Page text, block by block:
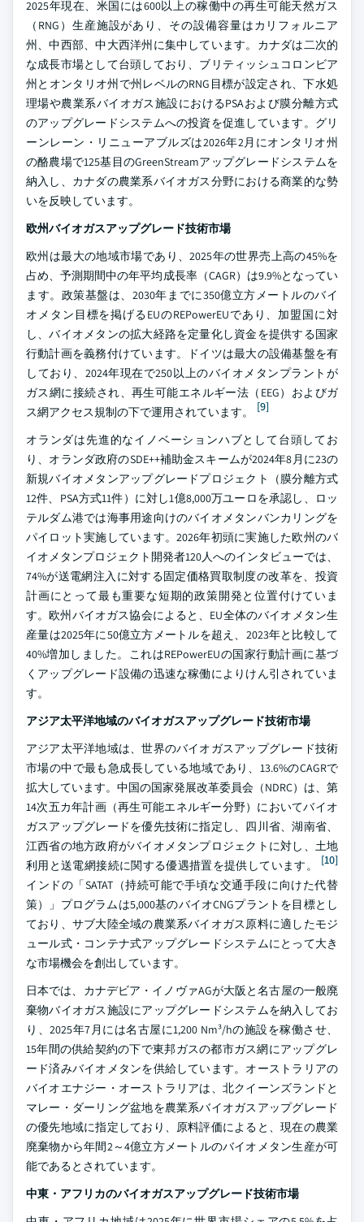
2025年現在、米国には600以上の稼働中の再生可能天然ガス
（RNG）生産施設があり、その設備容量はカリフォルニア
州、中西部、中大西洋州に集中しています。カナダは二次的
な成長市場として台頭しており、ブリティッシュコロンビア
州とオンタリオ州で州レベルのRNG目標が設定され、下水処
理場や農業系バイオガス施設におけるPSAおよび膜分離方式
のアップグレードシステムへの投資を促進しています。グリ
ーンレーン・リニューアブルズは2026年2月にオンタリオ州
の酪農場で125基目のGreenStreamアップグレードシステムを
納入し、カナダの農業系バイオガス分野における商業的な勢
いを反映しています。
欧州バイオガスアップグレード技術市場
欧州は最大の地域市場であり、2025年の世界売上高の45%を
占め、予測期間中の年平均成長率（CAGR）は9.9%となってい
ます。政策基盤は、2030年までに350億立方メートルのバイ
オメタン目標を掲げるEUのREPowerEUであり、加盟国に対
し、バイオメタンの拡大経路を定量化し資金を提供する国家
行動計画を義務付けています。ドイツは最大の設備基盤を有
しており、2024年現在で250以上のバイオメタンプラントが
ガス網に接続され、再生可能エネルギー法（EEG）およびガ
ス網アクセス規制の下で運用されています。
[9]
オランダは先進的なイノベーションハブとして台頭してお
り、オランダ政府のSDE++補助金スキームが2024年8月に23の
新規バイオメタンアップグレードプロジェクト（膜分離方式
12件、PSA方式11件）に対し1億8,000万ユーロを承認し、ロッ
テルダム港では海事用途向けのバイオメタンバンカリングを
パイロット実施しています。2026年初頭に実施した欧州のバ
イオメタンプロジェクト開発者120人へのインタビューでは、
74%が送電網注入に対する固定価格買取制度の改革を、投資
計画にとって最も重要な短期的政策開発と位置付けていま
す。欧州バイオガス協会によると、EU全体のバイオメタン生
産量は2025年に50億立方メートルを超え、2023年と比較して
40%増加しました。これはREPowerEUの国家行動計画に基づ
くアップグレード設備の迅速な稼働によりけん引されていま
す。
アジア太平洋地域のバイオガスアップグレード技術市場
アジア太平洋地域は、世界のバイオガスアップグレード技術
市場の中で最も急成長している地域であり、13.6%のCAGRで
拡大しています。中国の国家発展改革委員会（NDRC）は、第
14次五カ年計画（再生可能エネルギー分野）においてバイオ
ガスアップグレードを優先技術に指定し、四川省、湖南省、
江西省の地方政府がバイオメタンプロジェクトに対し、土地
利用と送電網接続に関する優遇措置を提供しています。
[10]
インドの「SATAT（持続可能で手頃な交通手段に向けた代替
策）」プログラムは5,000基のバイオCNGプラントを目標とし
ており、サブ大陸全域の農業系バイオガス原料に適したモジ
ュール式・コンテナ式アップグレードシステムにとって大き
な市場機会を創出しています。
日本では、カナデビア・イノヴァAGが大阪と名古屋の一般廃
棄物バイオガス施設にアップグレードシステムを納入してお
り、2025年7月には名古屋に1,200 Nm³/hの施設を稼働させ、
15年間の供給契約の下で東邦ガスの都市ガス網にアップグレ
ード済みバイオメタンを供給しています。オーストラリアの
バイオエナジー・オーストラリアは、北クイーンズランドと
マレー・ダーリング盆地を農業系バイオガスアップグレード
の優先地域に指定しており、原料評価によると、現在の農業
廃棄物から年間2～4億立方メートルのバイオメタン生産が可
能であるとされています。
中東・アフリカのバイオガスアップグレード技術市場